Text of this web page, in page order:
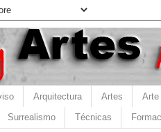
Arquitectura Artes Arte
Surrealismo Técnicas